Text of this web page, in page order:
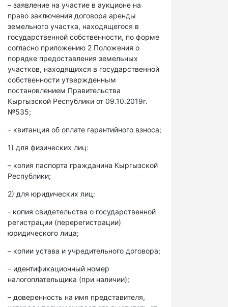
– заявление на участие в аукционе на
право заключения договора аренды
земельного участка, находящегося в
государственной собственности, по форме
согласно приложению 2 Положения о
порядке предоставления земельных
участков, находящихся в государственной
собственности утвержденным
постановлением Правительства
Кыргызской Республики от 09.10.2019г.
№535;
– квитанция об оплате гарантийного взноса;
1) для физических лиц:
– копия паспорта гражданина Кыргызской
Республики;
2) для юридических лиц:
- копия свидетельства о государственной
регистрации (перерегистрации)
юридического лица;
– копии устава и учредительного договора;
– идентификационный номер
налогоплательщика (при наличии);
– доверенность на имя представителя,